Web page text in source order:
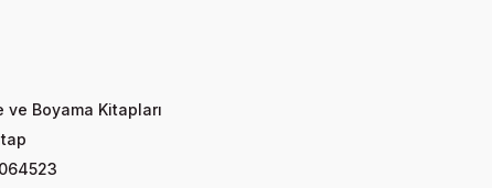
ve Boyama Kitapları